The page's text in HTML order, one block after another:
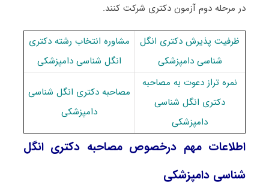
در مرحله دوم آزمون دکتری شرکت کنند.
ظرفیت پذیرش دکتری انگل
شناسی دامپزشکی
مشاوره انتخاب رشته دکتری
انگل شناسی دامپزشکی
نمره تراز دعوت به مصاحبه
دکتری انگل شناسی
دامپزشکی
مصاحبه دکتری انگل شناسی
دامپزشکی
اطلاعات مهم درخصوص مصاحبه دکتری انگل
شناسی دامپزشکی